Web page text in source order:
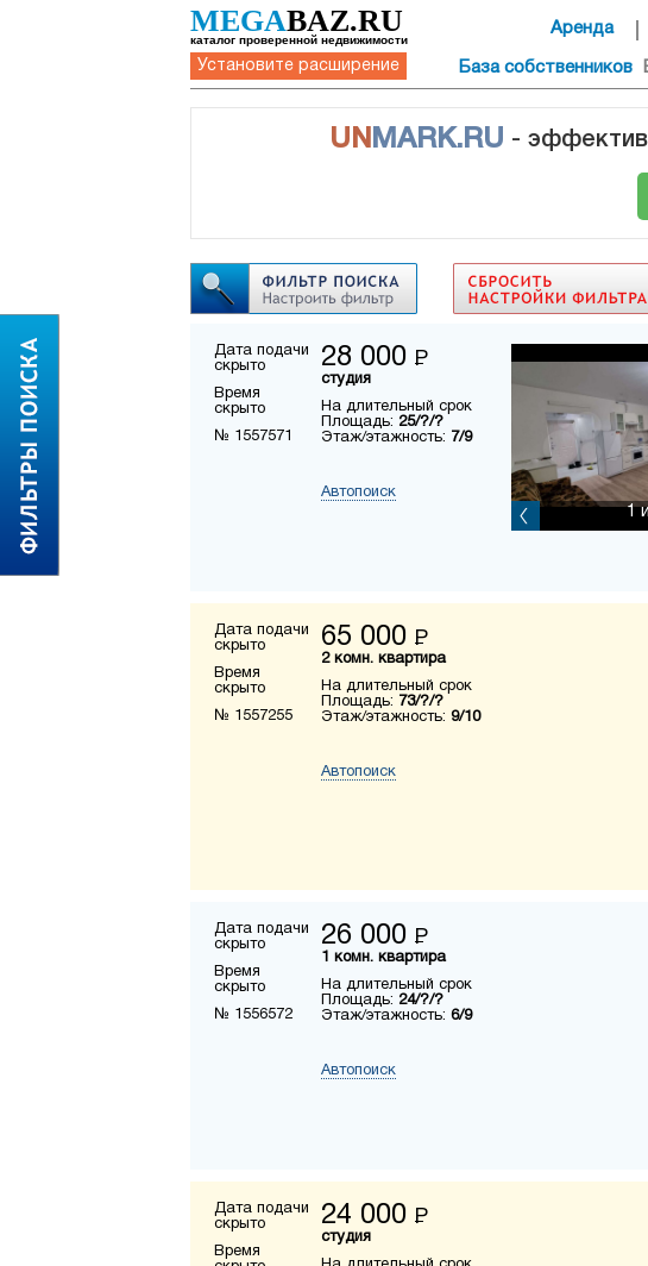
MEGABAZ.RU
каталог проверенной недвижимости
Установите расширение
Аренда
База собственников
UN MARK.RU -
Дата подачи
скрыто
Время
скрыто
№ 1557571
28 000 Р
студия
На длительный срок
Площадь: 25/?/?
Этаж/этажность: 7/9
Автопоиск
1
Дата подачи
скрыто
Время
скрыто
№ 1557255
65 000 Р
2 комн. квартира
На длительный срок
Площадь: 73/?/?
Этаж/этажность: 9/10
Автопоиск
Дата подачи
скрыто
Время
скрыто
№ 1556572
26 000 Р
1 комн. квартира
На длительный срок
Площадь: 24/?/?
Этаж/этажность: 6/9
Автопоиск
Дата подачи
скрыто
Время
24 000 Р
студия